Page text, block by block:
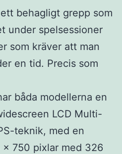
behagligt grepp som
under spelsessioner
som kräver att man
en tid. Precis som
båda modellerna en
LCD Multi-
teknik, med en
750 pixlar med 326